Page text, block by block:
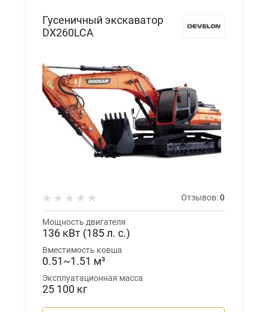
Гусеничный экскаватор
DX260LCA
Отзывов:0
Мощность двигателя
136 кВт (185 л. с.)
Вместимость ковша
0.51~1.51 м³
Эксплуатационная масса
25 100 кг